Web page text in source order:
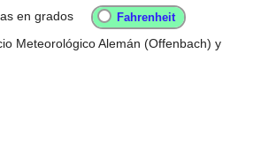
en grados
Meteorológico Alemán (Offenbach) y